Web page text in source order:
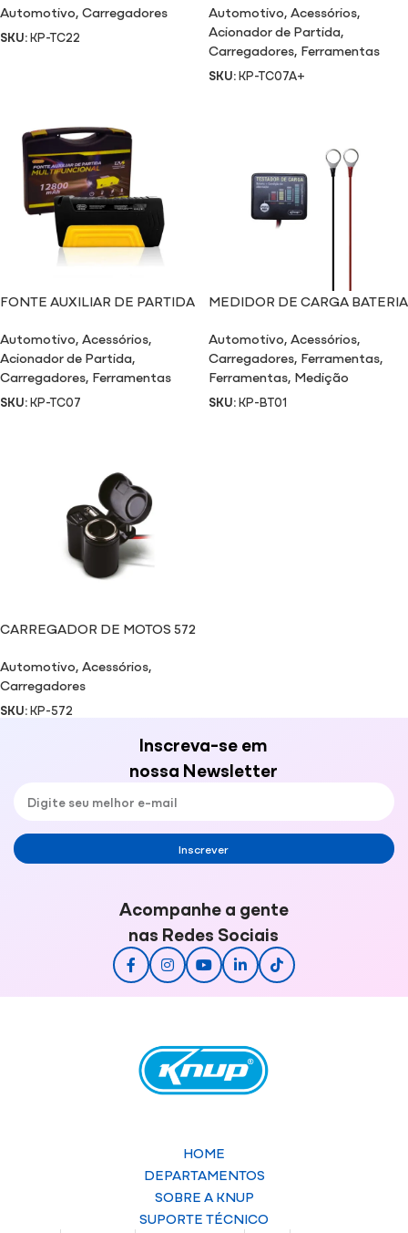
Automotivo,Carregadores
SKU:KP-TC22
Automotivo,Acessórios,
Acionador de Partida,
Carregadores, Ferramentas
SKU:KP-TC07A+
FONTE AUXILIAR DE PARTIDA
Automotivo,Acessórios,
Acionador de Partida,
Carregadores, Ferramentas
SKU:KP-TC07
MEDIDOR DE CARGA BATERIA
Automotivo,Acessórios,
Carregadores, Ferramentas,
Ferramentas, Medição
SKU:KP-BT01
CARREGADOR DE MOTOS 572
Automotivo,Acessórios,
Carregadores
SKU:KP-572
Inscreva-se em
nossa Newsletter
Inscrever
Acompanhe a gente
nas Redes Sociais
HOME
DEPARTAMENTOS
SOBRE A KNUP
SUPORTE TÉCNICO